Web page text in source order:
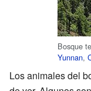
Bosque
Yunnan,
Los animales del